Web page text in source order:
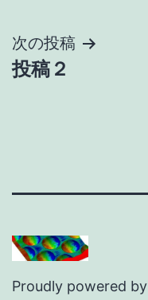
投
稿
ゲ
ー
シ
次の投稿
投稿２
Proudly powered by